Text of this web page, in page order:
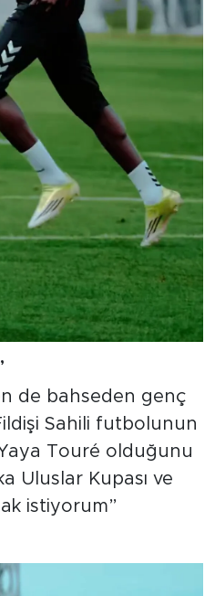
de bahseden genç
Sahili futbolunun
Touré olduğunu
Uluslar Kupası ve
istiyorum”